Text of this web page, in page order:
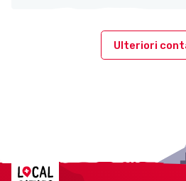
Ulteriori
Localcities